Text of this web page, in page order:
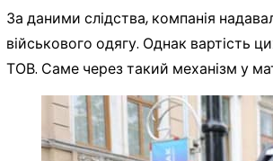
За даними слідства, компанія
військового одягу. Однак вартість
ТОВ. Саме через такий механізм у